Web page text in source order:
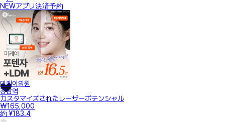
NEWアプリ決済予約
미케이의원
강남역
カスタマイズされたレーザーポテンシャル
₩165,000
約 ¥183.4